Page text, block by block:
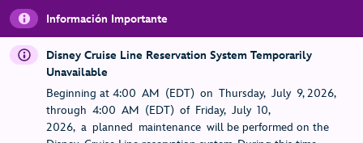
Información Importante
Disney Cruise Line Reservation System Temporarily
Unavailable
Beginning at 4:00 AM (EDT) on Thursday, July 9, 2026,
through 4:00 AM (EDT) of Friday, July 10,
2026, a planned maintenance will be performed on the